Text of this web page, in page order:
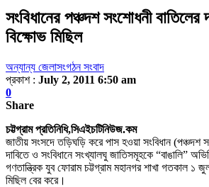
সংবিধানের পঞ্চদশ সংশোধনী বাতিলের
বিক্ষোভ মিছিল
অন্যান্য জেলাসংগঠন সংবাদ
প্রকাশ : July 2, 2011 6:50 am
0
Share
চট্টগ্রাম প্রতিনিধি,সিএইচটিনিউজ.কম
জাতীয় সংসদে তড়িঘড়ি করে পাস হওয়া সংবিধান (পঞ্চদশ
দাবিতে ও সংবিধানে সংখ্যালঘু জাতিসমূহকে “বাঙালি”
গণতান্ত্রিক যুব ফোরাম চট্টগ্রাম মহানগর শাখা গতকাল ১
মিছিল বের করে।